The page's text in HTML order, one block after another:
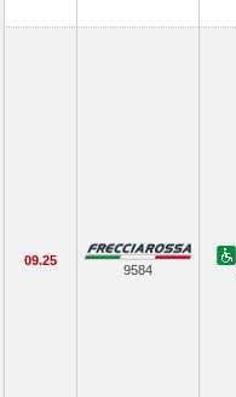
09.25
9584